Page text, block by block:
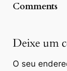
Comments
Deixe um
O seu